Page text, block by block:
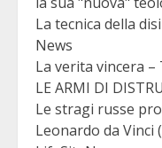
La tecnica della
News
La verita vincera
LE ARMI DI
Le stragi russe
Leonardo da